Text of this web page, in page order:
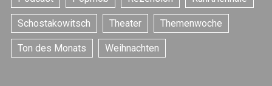
Schostakowitsch Theater Themenwoche
Ton des Monats Weihnachten
: